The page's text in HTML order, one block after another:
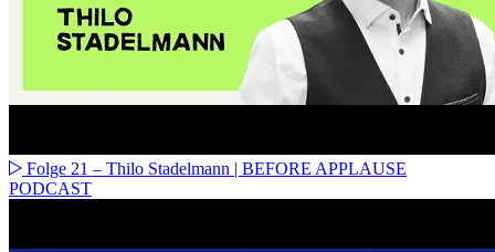
Folge 21 – Thilo Stadelmann | BEFORE APPLAUSE
PODCAST